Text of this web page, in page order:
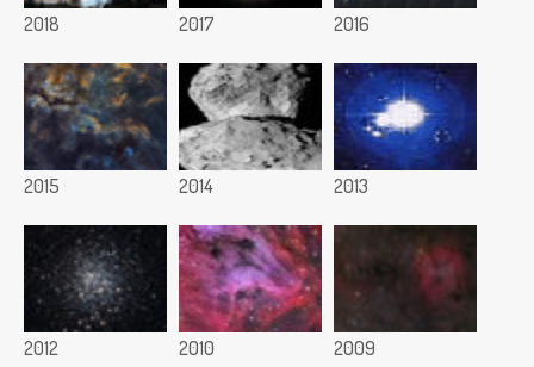
2018 2017 2016
2015 2014 2013
2012 2010 2009